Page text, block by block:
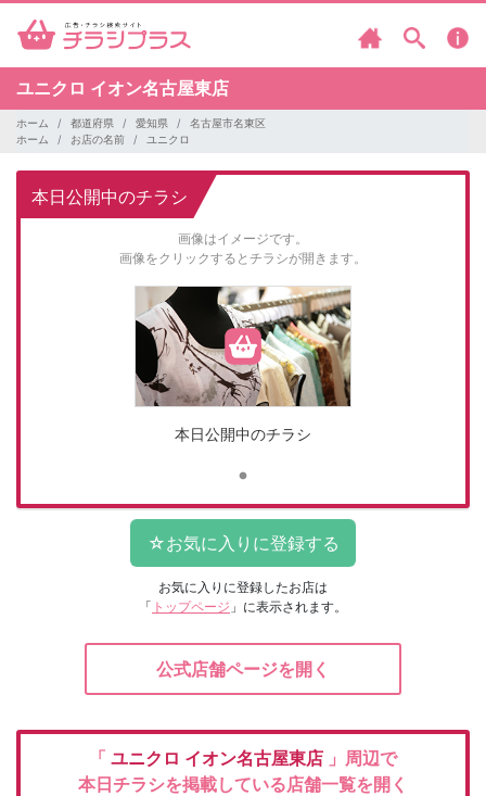
ユニクロ イオン名古屋東店
ホーム 都道府県 愛知県
名古屋市名東区
ホーム
お店の名前 ユニクロ
本日公開中のチラシ
画像はイメージです。
画像をクリックするとチラシが開きます。
本日公開中のチラシ
お気に入りに登録したお店は
「 トップページ 」に表示されます。
公式店舗ページを開く
「 ユニクロ イオン名古屋東店 」周辺で
本日チラシを掲載している店舗一覧を開く